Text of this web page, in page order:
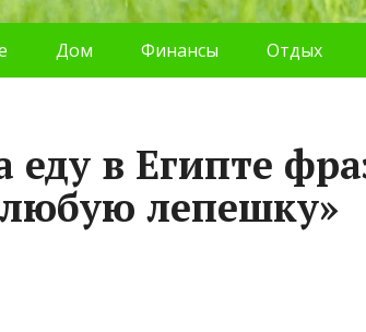
Дом Финансы Отдых
еду в Египте
лепешку»